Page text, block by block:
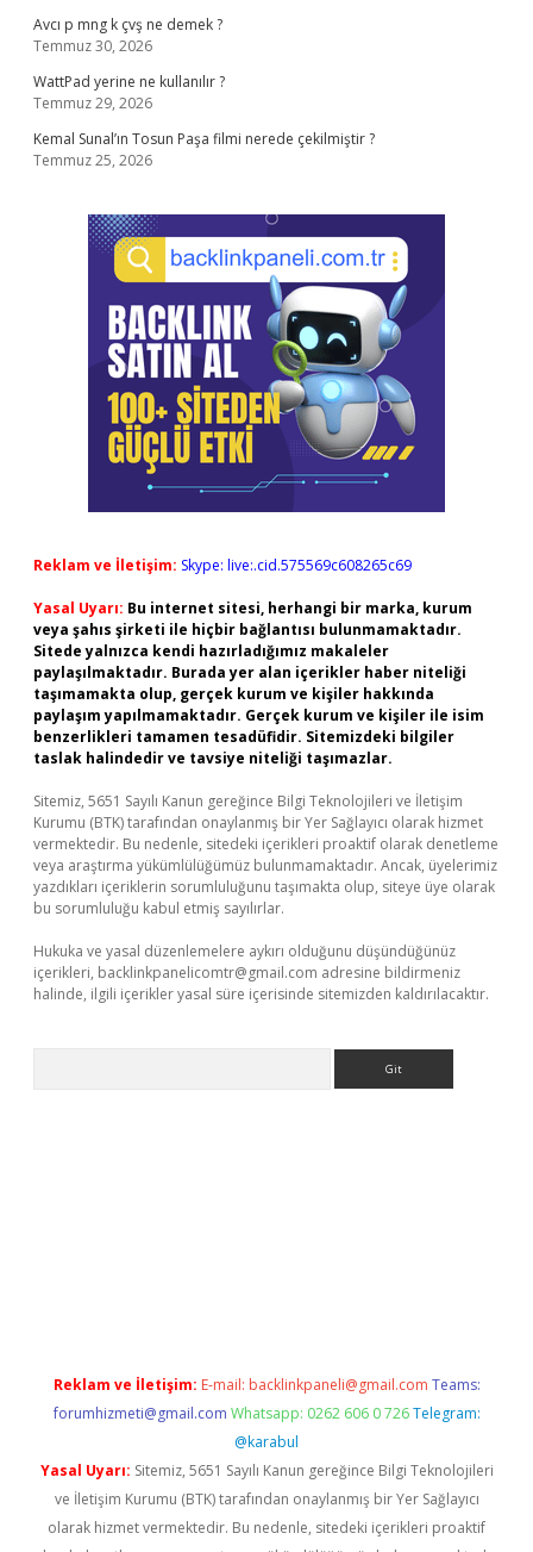
Avcı p mng k çvş ne demek ?
Temmuz 30, 2026
WattPad yerine ne kullanılır ?
Temmuz 29, 2026
Kemal Sunal’ın Tosun Paşa filmi nerede çekilmiştir ?
Temmuz 25, 2026
Reklam ve İletişim: Skype: live:.cid.575569c608265c69
Yasal Uyarı: Bu internet sitesi, herhangi bir marka, kurum
veya şahıs şirketi ile hiçbir bağlantısı bulunmamaktadır.
Sitede yalnızca kendi hazırladığımız makaleler
paylaşılmaktadır. Burada yer alan içerikler haber niteliği
taşımamakta olup, gerçek kurum ve kişiler hakkında
paylaşım yapılmamaktadır. Gerçek kurum ve kişiler ile isim
benzerlikleri tamamen tesadüfidir. Sitemizdeki bilgiler
taslak halindedir ve tavsiye niteliği taşımazlar.
Sitemiz, 5651 Sayılı Kanun gereğince Bilgi Teknolojileri ve İletişim
Kurumu (BTK) tarafından onaylanmış bir Yer Sağlayıcı olarak hizmet
vermektedir. Bu nedenle, sitedeki içerikleri proaktif olarak denetleme
veya araştırma yükümlülüğümüz bulunmamaktadır. Ancak, üyelerimiz
yazdıkları içeriklerin sorumluluğunu taşımakta olup, siteye üye olarak
bu sorumluluğu kabul etmiş sayılırlar.
Hukuka ve yasal düzenlemelere aykırı olduğunu düşündüğünüz
içerikleri, backlinkpanelicomtr@gmail.com adresine bildirmeniz
halinde, ilgili içerikler yasal süre içerisinde sitemizden kaldırılacaktır.
Reklam ve İletişim: E-mail: backlinkpaneli@gmail.com Teams:
forumhizmeti@gmail.com Whatsapp: 0262 606 0 726 Telegram:
@karabul
Yasal Uyarı: Sitemiz, 5651 Sayılı Kanun gereğince Bilgi Teknolojileri
ve İletişim Kurumu (BTK) tarafından onaylanmış bir Yer Sağlayıcı
olarak hizmet vermektedir. Bu nedenle, sitedeki içerikleri proaktif